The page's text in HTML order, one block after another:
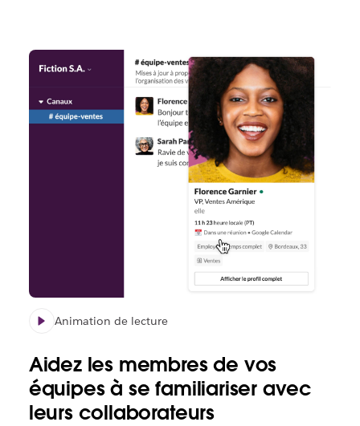
Animation de lecture
Aidez les membres de vos
équipes à se familiariser avec
leurs collaborateurs